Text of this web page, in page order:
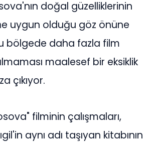
doğal güzelliklerinin
uygun olduğu göz önüne
bölgede daha fazla film
maalesef bir eksiklik
çıkıyor.
filminin çalışmaları,
aynı adı taşıyan kitabının